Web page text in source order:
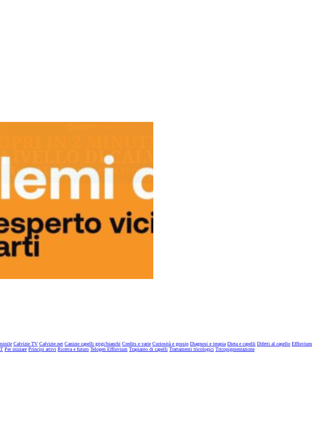
Calvizie TV Calvizie.net Canizie capelli grigi/bianchi Credits e varie Curiosità e gossip Diagnosi e terapia Dieta e capelli Difetti al capello Effluvium
Per iniziare Principi attivi Ricerca e futuro Telogen Effluvium Trapianto di capelli Trattamenti tricologici Tricopigmentazione